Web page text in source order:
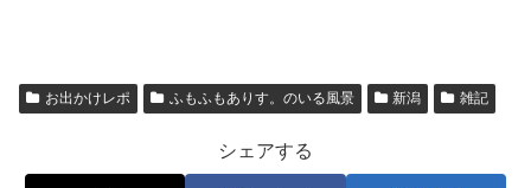
お出かけレポ ふもふもありす。のいる風景 新潟 雑記
シェアする